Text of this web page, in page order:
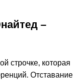
–
строчке, которая
Отставание